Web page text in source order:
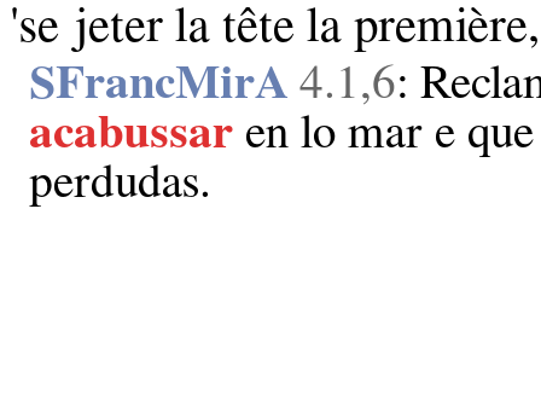
'se jeter la tête la
SFrancMirA 4.1,6:
acabussar en lo mar e
perdudas.